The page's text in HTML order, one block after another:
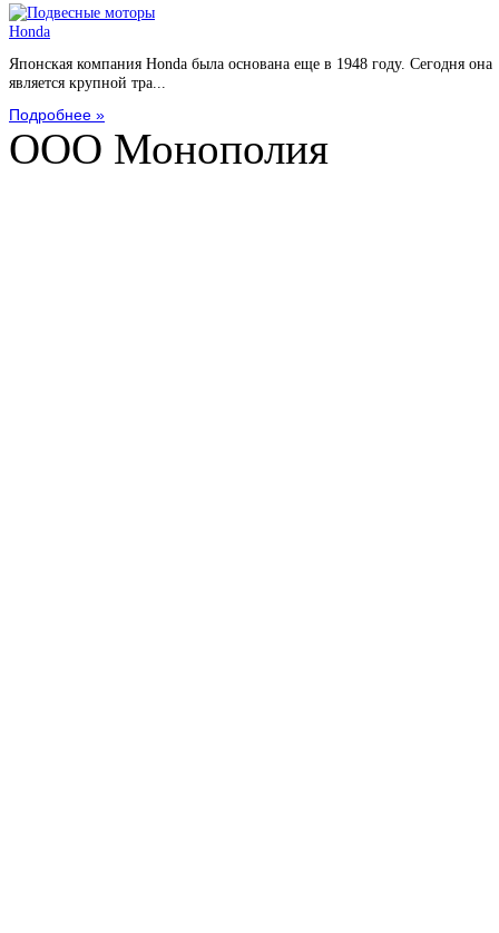
Японская компания Honda была основана еще в 1948 году. Сегодня она
является крупной тра...
Подробнее »
ООО Монополия